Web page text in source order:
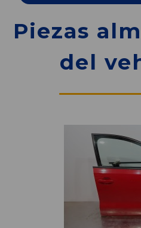
Piezas
del